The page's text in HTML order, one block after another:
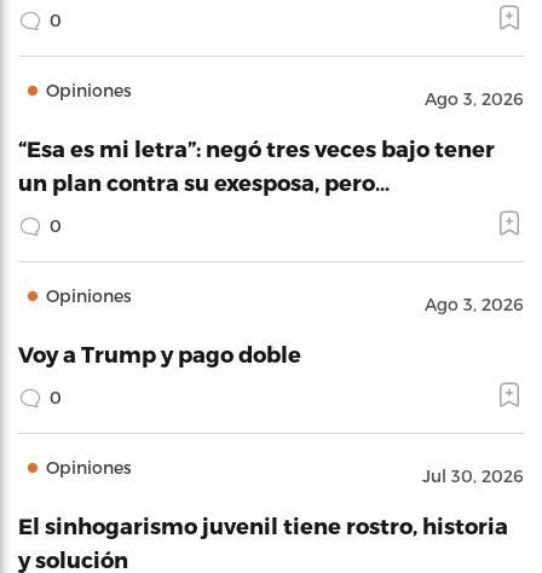
0
Opiniones Ago 3, 2026
“Esa es mi letra”: negó tres veces bajo tener
un plan contra su exesposa, pero…
0
Opiniones Ago 3, 2026
Voy a Trump y pago doble
0
Opiniones Jul 30, 2026
El sinhogarismo juvenil tiene rostro, historia
y solución